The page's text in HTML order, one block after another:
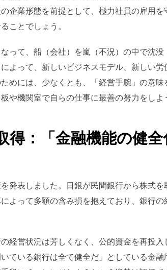
企業形態を前提として、極力社員の雇用
ことでしょう。
って、船（会社）を嵐（不況）の中で沈
よって、新しいビジネスモデル、新しい
めには、少なくとも、「経営手腕」の意
や機関室で自らの仕事に最善の努力をしよ
得：「金融機能の健
発表しました。日銀が民間銀行から株式
よって多額の含み損を抱えており、銀行
経営状況は芳しくなく、公的資金を再投
ている銀行は全て健全だ」としている金